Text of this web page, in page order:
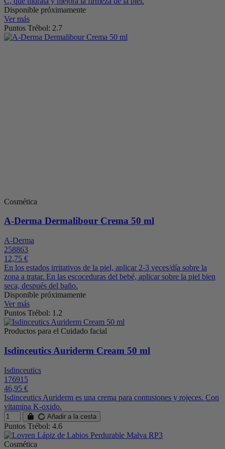
Disponible próximamente
Ver más
Puntos Trébol: 2.7
Cosmética
A-Derma Dermalibour Crema 50 ml
A-Derma
258863
12,75 €
En los estados irritativos de la piel, aplicar 2-3 veces/día sobre la
zona a tratar. En las escoceduras del bebé, aplicar sobre la piel bien
seca, después del baño.
Disponible próximamente
Ver más
Puntos Trébol: 1.2
Productos para el Cuidado facial
Isdinceutics Auriderm Cream 50 ml
Isdinceutics
176915
46,95 €
Isdinceutics Auriderm es una crema para contusiones y rojeces. Con
vitamina K-oxido.
Añadir a la cesta
Puntos Trébol: 4.6
Cosmética